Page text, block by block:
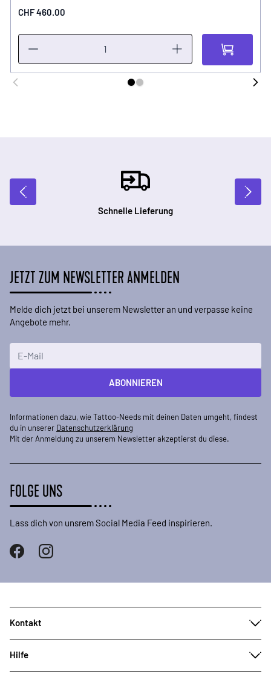
CHF 460.00
Schnelle Lieferung
JETZT ZUM NEWSLETTER ANMELDEN
Melde dich jetzt bei unserem Newsletter an und verpasse keine
Angebote mehr.
ABONNIEREN
Informationen dazu, wie Tattoo-Needs mit deinen Daten umgeht, findest
du in unserer Datenschutzerklärung
Mit der Anmeldung zu unserem Newsletter akzeptierst du diese.
FOLGE UNS
Lass dich von unsrem Social Media Feed inspirieren.
Kontakt
Hilfe